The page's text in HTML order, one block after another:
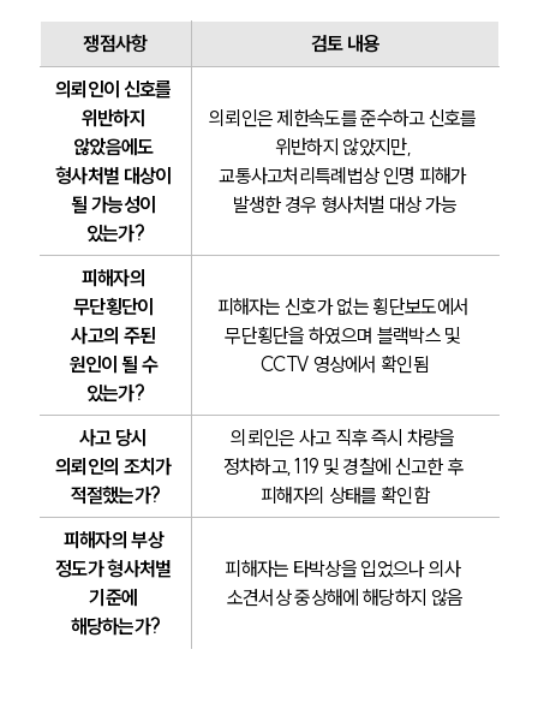
쟁점사항
검토 내용
의뢰인이 신호를
위반하지
않았음에도
형사처벌 대상이
될 가능성이
있는가?
의뢰인은 제한속도를 준수하고 신호를
위반하지 않았지만,
교통사고처리특례법상 인명 피해가
발생한 경우 형사처벌 대상 가능
피해자의
무단횡단이
사고의 주된
원인이 될 수
있는가?
피해자는 신호가 없는 횡단보도에서
무단횡단을 하였으며 블랙박스 및
CCTV 영상에서 확인됨
사고 당시
의뢰인의 조치가
적절했는가?
의뢰인은 사고 직후 즉시 차량을
정차하고, 119 및 경찰에 신고한 후
피해자의 상태를 확인함
피해자의 부상
정도가 형사처벌
기준에
해당하는가?
피해자는 타박상을 입었으나 의사
소견서상 중상해에 해당하지 않음